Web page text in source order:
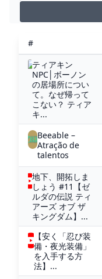
#
ティアキン
NPC│ボーノン
の居場所につい
て。なぜ帰って
こない？ ティア
キ...
Beeable –
Atração de
talentos
地下、開拓しま
しょう #11【ゼ
ルダの伝説 ティ
アーズ オブ ザ
キングダム】...
【安く「忍び装
備・夜光装備」
を入手する方
法】...